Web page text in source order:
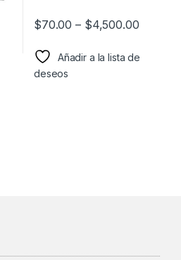
$70.00 – $4,500.00
Añadir a la lista de
deseos